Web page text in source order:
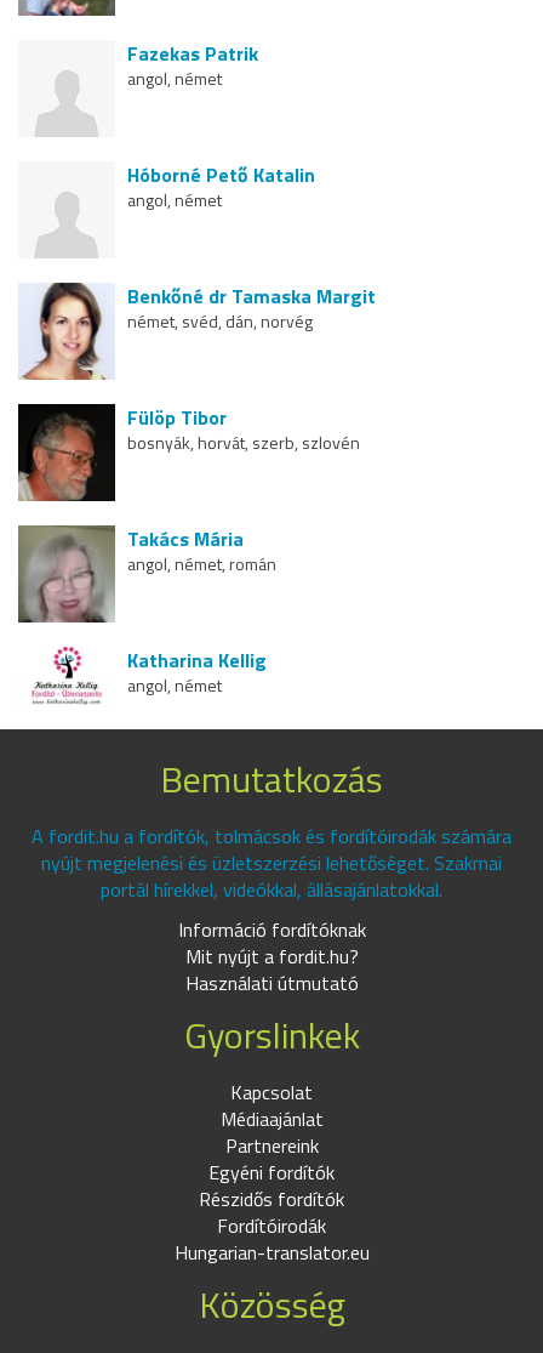
Fazekas Patrik
angol, német
Hóborné Pető Katalin
angol, német
Benkőné dr Tamaska Margit
német, svéd, dán, norvég
Fülöp Tibor
bosnyák, horvát, szerb, szlovén
Takács Mária
angol, német, román
Katharina Kellig
angol, német
Bemutatkozás
A fordit.hu a fordítók, tolmácsok és fordítóirodák számára
nyújt megjelenési és üzletszerzési lehetőséget. Szakmai
portál hírekkel, videókkal, állásajánlatokkal.
Információ fordítóknak
Mit nyújt a fordit.hu?
Használati útmutató
Gyorslinkek
Kapcsolat
Médiaajánlat
Partnereink
Egyéni fordítók
Részidős fordítók
Fordítóirodák
Hungarian-translator.eu
Közösség